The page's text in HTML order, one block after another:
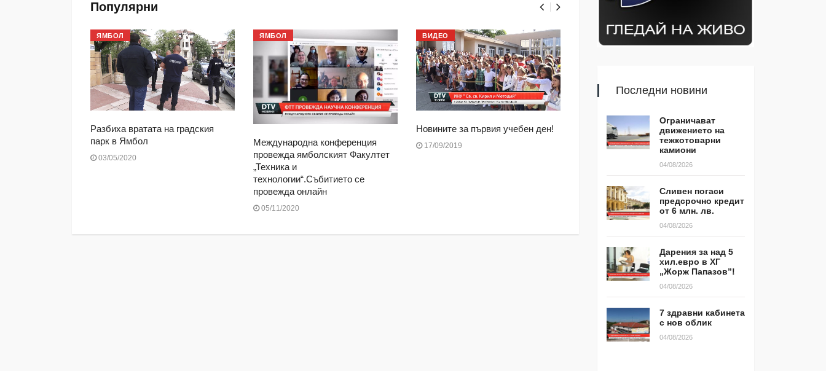
Популярни
ЯМБОЛ
Разбиха вратата на градския
парк в Ямбол
03/05/2020
ЯМБОЛ
Международна конференция
провежда ямболският Факултет
„Техника и
технологии“.Събитието се
провежда онлайн
05/11/2020
ВИДЕО
Новините за първия учебен ден!
17/09/2019
ТЕМА ЗА КОМЕНТАР
Трета седмици в ямболския
квартал КОС контейнерите са
Последни новини
Ограничават
движението на
тежкотоварни
камиони
04/08/2026
Сливен погаси
предсрочно кредит
от 6 млн. лв.
04/08/2026
Дарения за над 5
хил.евро в ХГ
„Жорж Папазов”!
04/08/2026
7 здравни кабинета
с нов облик
04/08/2026